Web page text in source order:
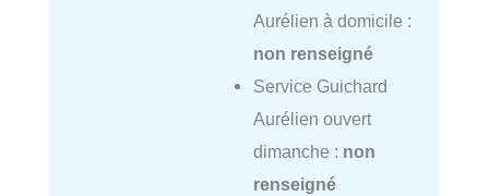
Aurélien à domicile :
non renseigné
Service Guichard
Aurélien ouvert
dimanche : non
renseigné